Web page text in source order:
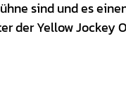
sind und es
der Yellow Jockey